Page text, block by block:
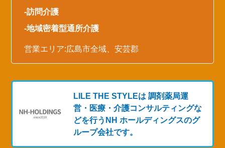
-訪問介護
-地域密着型通所介護
営業エリア:広島市全域、安芸郡
LILE THE STYLEは 調剤薬局運
営・医療・介護コンサルティングな
どを行う NH ホールディングスのグ
ループ会社です。